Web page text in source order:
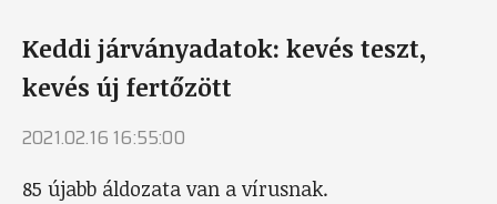
Keddi járványadatok: kevés teszt,
kevés új fertőzött
2021.02.16 16:55:00
85 újabb áldozata van a vírusnak.